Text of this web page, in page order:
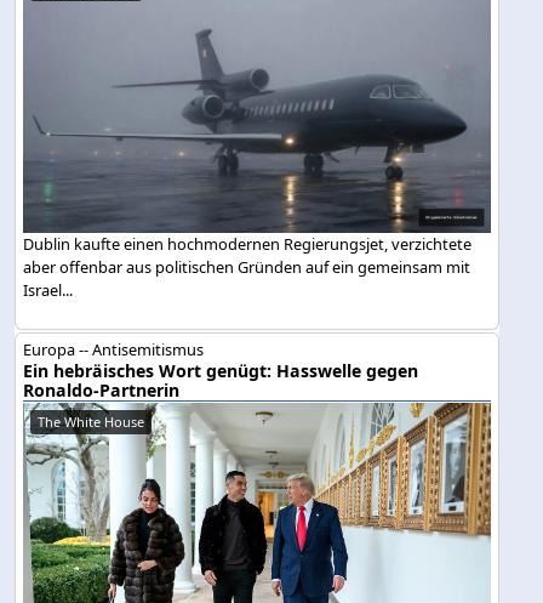
Dublin kaufte einen hochmodernen Regierungsjet, verzichtete
aber offenbar aus politischen Gründen auf ein gemeinsam mit
Israel...
Europa -- Antisemitismus
Ein hebräisches Wort genügt: Hasswelle gegen
Ronaldo-Partnerin
The White House